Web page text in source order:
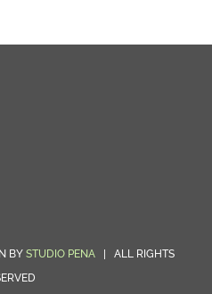
BY STUDIO PENA | ALL RIGHTS